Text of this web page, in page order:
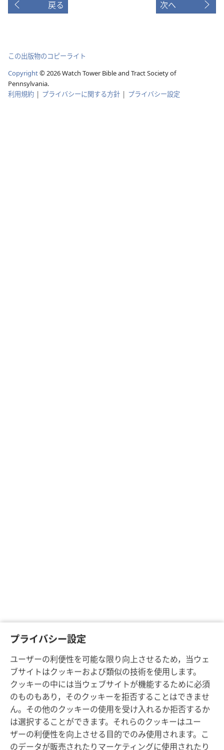
プライバシー設定
ユーザーの利便性を可能な限り向上させるため，当ウェ
ブサイトはクッキーおよび類似の技術を使用します。
クッキーの中には当ウェブサイトが機能するために必須
のものもあり，そのクッキーを拒否することはできませ
ん。その他のクッキーの使用を受け入れるか拒否するか
は選択することができます。それらのクッキーはユー
ザーの利便性を向上させる目的でのみ使用されます。こ
のデータが販売されたりマーケティングに使用されたり
戻る 次へ
この出版物のコピーライト
Copyright©2026Watch Tower Bible and Tract Society of
Pennsylvania.
利用規約 | プライバシーに関する方針 | プライバシー設定